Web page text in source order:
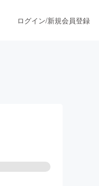
ログイン/新規会員登録